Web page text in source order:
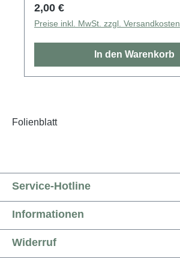
Regulärer Preis:
2,00 €
Preise inkl. MwSt. zzgl. Versandkosten
In den Warenkorb
Folienblatt
Service-Hotline
Informationen
Widerruf